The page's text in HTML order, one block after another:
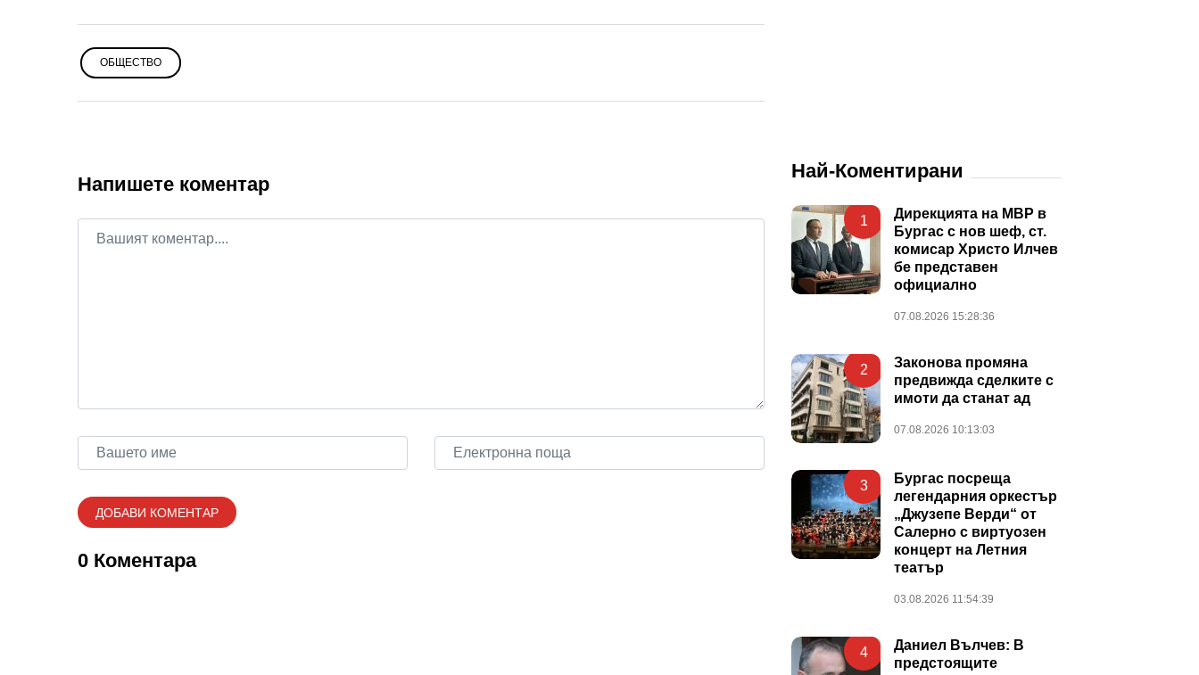
ОБЩЕСТВО
Напишете коментар
0 Коментара
Най-Коментирани
1
Дирекцията на МВР в
Бургас с нов шеф, ст.
комисар Христо Илчев
бе представен
официално
07.08.2026 15:28:36
2
Законова промяна
предвижда сделките с
имоти да станат ад
07.08.2026 10:13:03
3
Бургас посреща
легендарния оркестър
„Джузепе Верди“ от
Салерно с виртуозен
концерт на Летния
театър
03.08.2026 11:54:39
4
Даниел Вълчев: В
предстоящите